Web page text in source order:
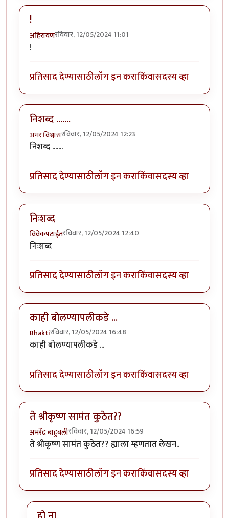
!
अहिरावणरविवार, 12/05/2024 11:01
!
प्रतिसाद देण्यासाठीलॉग इन कराकिंवासदस्य व्हा
निशब्द .......
अमर विश्वासरविवार, 12/05/2024 12:23
निशब्द .......
प्रतिसाद देण्यासाठीलॉग इन कराकिंवासदस्य व्हा
निःशब्द
विवेकपटाईतरविवार, 12/05/2024 12:40
निःशब्द
प्रतिसाद देण्यासाठीलॉग इन कराकिंवासदस्य व्हा
काही बोलण्यापलीकडे ...
Bhaktiरविवार, 12/05/2024 16:48
काही बोलण्यापलीकडे ...
प्रतिसाद देण्यासाठीलॉग इन कराकिंवासदस्य व्हा
ते श्रीकृष्ण सामंत कुठेत??
अमरेंद्र बाहुबलीरविवार, 12/05/2024 16:59
ते श्रीकृष्ण सामंत कुठेत?? ह्याला म्हणतात लेखन..
प्रतिसाद देण्यासाठीलॉग इन कराकिंवासदस्य व्हा